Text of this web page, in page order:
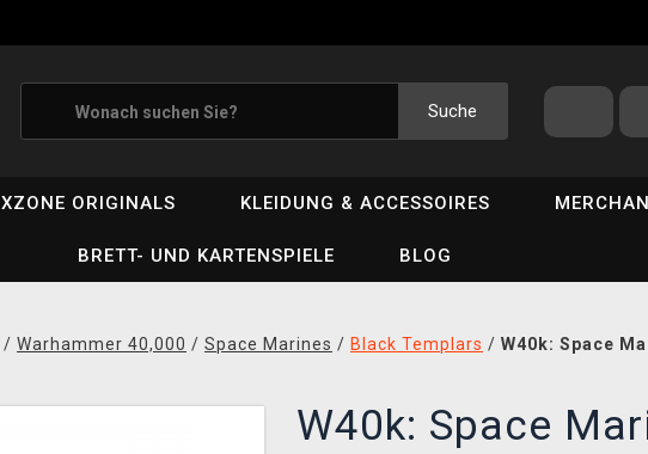
Suche
XZONE ORIGINALS KLEIDUNG & ACCESSOIRES
BRETT- UND KARTENSPIELE BLOG
/ Warhammer 40,000 / Space Marines / Black Templars / W40k: Space
W40k: Space